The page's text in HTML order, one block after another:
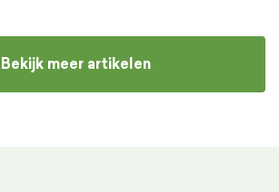
Bekijk meer artikelen